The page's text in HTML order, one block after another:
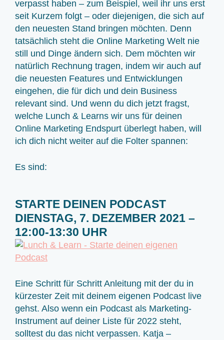
verpasst haben – zum Beispiel, weil ihr uns erst
seit Kurzem folgt – oder diejenigen, die sich auf
den neuesten Stand bringen möchten. Denn
tatsächlich steht die Online Marketing Welt nie
still und Dinge ändern sich. Dem möchten wir
natürlich Rechnung tragen, indem wir auch auf
die neuesten Features und Entwicklungen
eingehen, die für dich und dein Business
relevant sind. Und wenn du dich jetzt fragst,
welche Lunch & Learns wir uns für deinen
Online Marketing Endspurt überlegt haben, will
ich dich nicht weiter auf die Folter spannen:
Es sind:
STARTE DEINEN PODCAST
DIENSTAG, 7. DEZEMBER 2021 –
12:00-13:30 UHR
Eine Schritt für Schritt Anleitung mit der du in
kürzester Zeit mit deinem eigenen Podcast live
gehst. Also wenn ein Podcast als Marketing-
Instrument auf deiner Liste für 2022 steht,
solltest du das nicht verpassen. Katja –